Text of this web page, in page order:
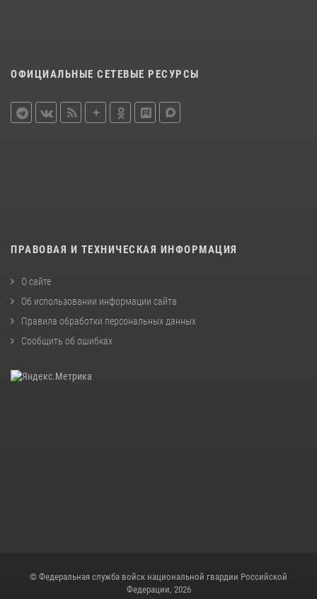
ОФИЦИАЛЬНЫЕ СЕТЕВЫЕ РЕСУРСЫ
ПРАВОВАЯ И ТЕХНИЧЕСКАЯ ИНФОРМАЦИЯ
О сайте
Об использовании информации сайта
Правила обработки персональных данных
Сообщить об ошибках
© Федеральная служба войск национальной гвардии Российской
Федерации, 2026